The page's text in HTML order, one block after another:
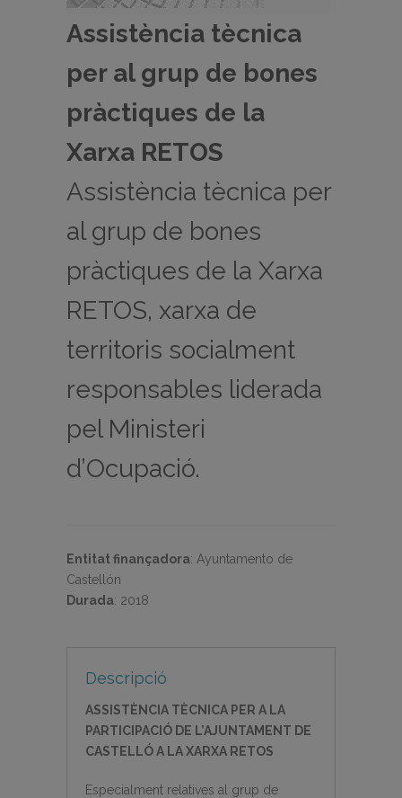
Assistència tècnica
per al grup de bones
pràctiques de la
Xarxa RETOS
Assistència tècnica per
al grup de bones
pràctiques de la Xarxa
RETOS, xarxa de
territoris socialment
responsables liderada
pel Ministeri
d’Ocupació.
Entitat finançadora: Ayuntamento de
Castellón
Durada: 2018
Descripció
ASSISTÈNCIA TÈCNICA PER A LA
PARTICIPACIÓ DE L’AJUNTAMENT DE
CASTELLÓ A LA XARXA RETOS
Especialment relatives al grup de